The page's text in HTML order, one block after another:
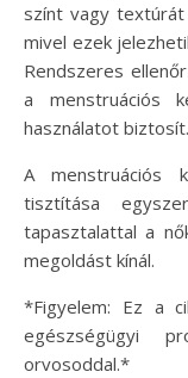
színt vagy textúrát
mivel ezek
Rendszeres
a menstruációs
használatot biztosít.
A menstruációs
tisztítása
tapasztalattal a
megoldást kínál.
*Figyelem: Ez a
egészségügyi
orvosoddal.*